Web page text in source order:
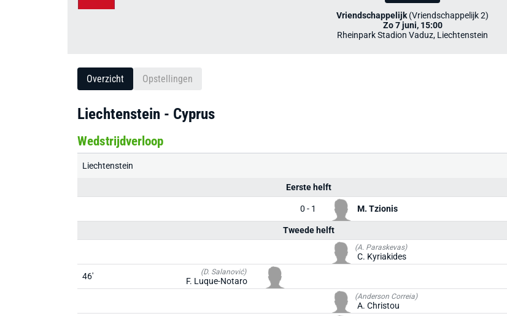
Vriendschappelijk (Vriendschappelijk 2)
Zo 7 juni, 15:00
Rheinpark Stadion Vaduz, Liechtenstein
Overzicht Opstellingen
Liechtenstein - Cyprus
Wedstrijdverloop
Liechtenstein
Eerste helft
0 - 1 M. Tzionis
Tweede helft
(A. Paraskevas)
C. Kyriakides
46' (D. Salanović)
F. Luque-Notaro
(Anderson Correia)
A. Christou